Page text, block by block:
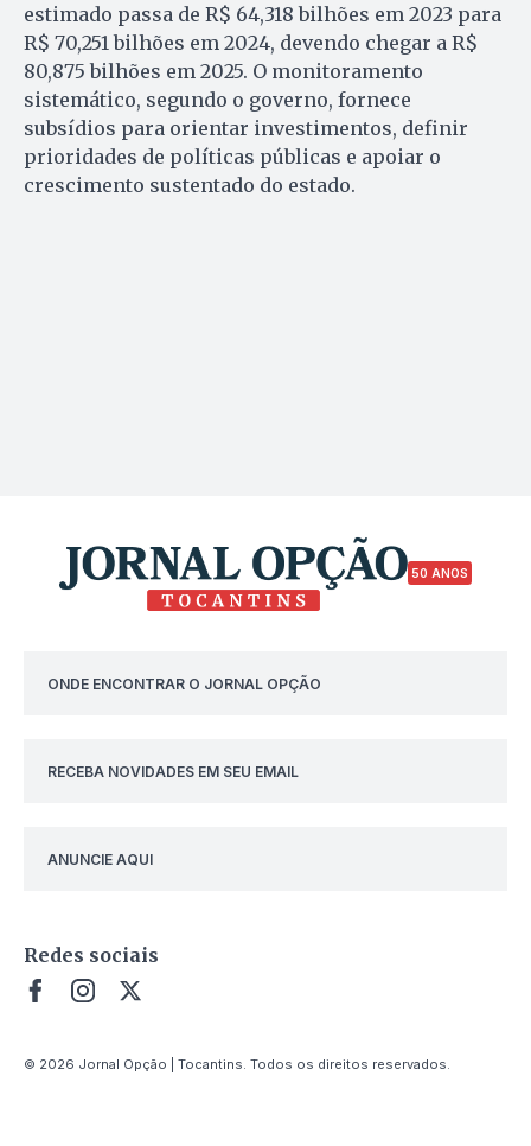
estimado passa de R$ 64,318 bilhões em 2023 para
R$ 70,251 bilhões em 2024, devendo chegar a R$
80,875 bilhões em 2025. O monitoramento
sistemático, segundo o governo, fornece
subsídios para orientar investimentos, definir
prioridades de políticas públicas e apoiar o
crescimento sustentado do estado.
50 ANOS
ONDE ENCONTRAR O JORNAL OPÇÃO
RECEBA NOVIDADES EM SEU EMAIL
ANUNCIE AQUI
Redes sociais
© 2026 Jornal Opção | Tocantins. Todos os direitos reservados.